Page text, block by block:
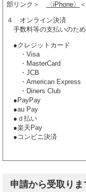
部リンク＞
〈iPhone〉
４ オンライン決済
手数料等の支払いのため
●クレジットカード
・Visa
・MasterCard
・JCB
・American Express
・Diners Club
●PayPay
●au Pay
●ｄ払い
●楽天Pay
●コンビニ決済
申請から受取りま